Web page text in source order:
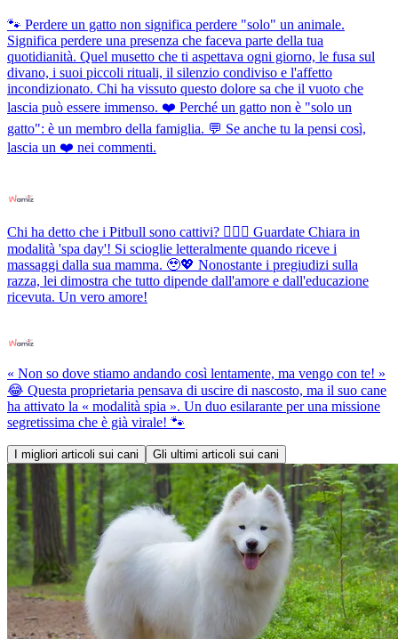
🐾 Perdere un gatto non significa perdere "solo" un animale.
Significa perdere una presenza che faceva parte della tua
quotidianità. Quel musetto che ti aspettava ogni giorno, le fusa sul
divano, i suoi piccoli rituali, il silenzio condiviso e l'affetto
incondizionato. Chi ha vissuto questo dolore sa che il vuoto che
lascia può essere immenso. ❤️ Perché un gatto non è "solo un
gatto": è un membro della famiglia. 💬 Se anche tu la pensi così,
lascia un ❤️ nei commenti.
Chi ha detto che i Pitbull sono cattivi? 💆‍♀️✨ Guardate Chiara in
modalità 'spa day'! Si scioglie letteralmente quando riceve i
massaggi dalla sua mamma. 🥹💖 Nonostante i pregiudizi sulla
razza, lei dimostra che tutto dipende dall'amore e dall'educazione
ricevuta. Un vero amore!
« Non so dove stiamo andando così lentamente, ma vengo con te! »
😂 Questa proprietaria pensava di uscire di nascosto, ma il suo cane
ha attivato la « modalità spia ». Un duo esilarante per una missione
segretissima che è già virale! 🐾
I migliori articoli sui cani Gli ultimi articoli sui cani